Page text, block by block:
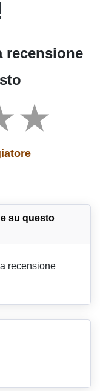
recensione
su questo
recensione